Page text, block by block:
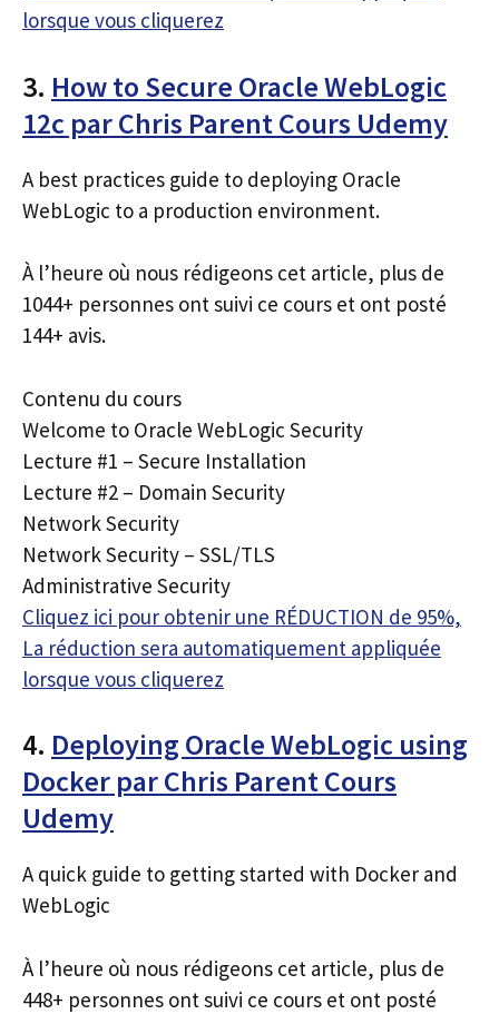
lorsque vous cliquerez
3. How to Secure Oracle WebLogic
12c par Chris Parent Cours Udemy
A best practices guide to deploying Oracle
WebLogic to a production environment.
À l’heure où nous rédigeons cet article, plus de
1044+ personnes ont suivi ce cours et ont posté
144+ avis.
Contenu du cours
Welcome to Oracle WebLogic Security
Lecture #1 – Secure Installation
Lecture #2 – Domain Security
Network Security
Network Security – SSL/TLS
Administrative Security
Cliquez ici pour obtenir une RÉDUCTION de 95%,
La réduction sera automatiquement appliquée
lorsque vous cliquerez
4. Deploying Oracle WebLogic using
Docker par Chris Parent Cours
Udemy
A quick guide to getting started with Docker and
WebLogic
À l’heure où nous rédigeons cet article, plus de
448+ personnes ont suivi ce cours et ont posté